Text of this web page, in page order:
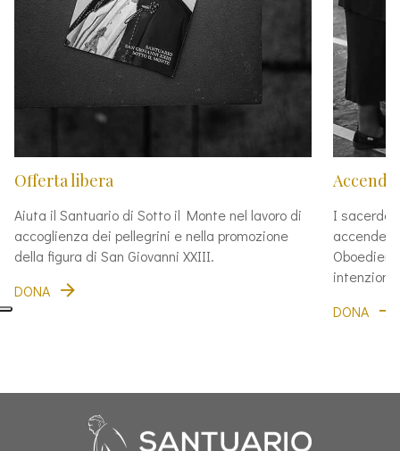
Offerta libera
Aiuta il Santuario di Sotto il Monte nel lavoro di
accoglienza dei pellegrini e nella promozione
della figura di San Giovanni XXIII.
DONA
Accendi
I
intenzioni
DONA